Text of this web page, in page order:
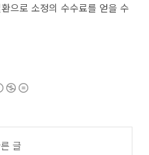
으로 소정의 수수료를 얻을 수
글